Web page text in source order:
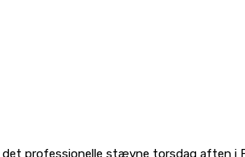
professionelle stævne torsdag aften i